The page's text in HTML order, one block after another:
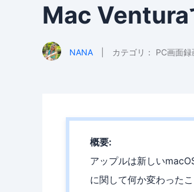
Mac Ventura
NANA カテゴリ： PC画面録
概要:
アップルは新しい
に関して何か変わった